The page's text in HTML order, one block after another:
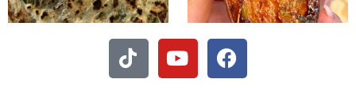
- חיתוכיות ריבה וקוקוס